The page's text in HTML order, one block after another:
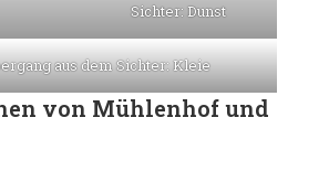
Sichter: Dunst
aus dem Sichter: Kleie
von Mühlenhof und